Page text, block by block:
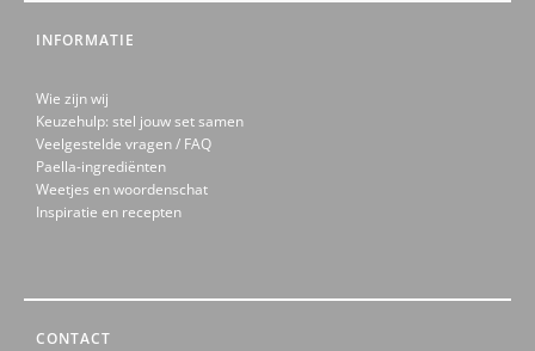
INFORMATIE
Wie zijn wij
Keuzehulp: stel jouw set samen
Veelgestelde vragen / FAQ
Paella-ingrediënten
Weetjes en woordenschat
Inspiratie en recepten
CONTACT